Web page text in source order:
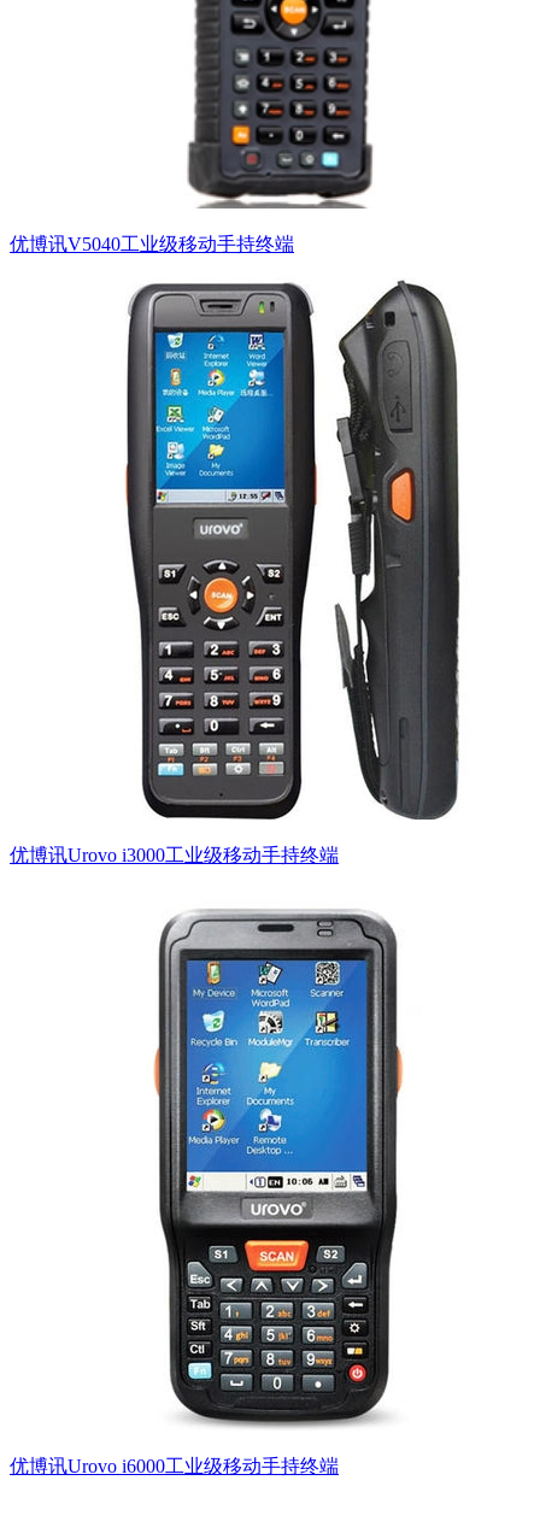
优博讯V5040工业级移动手持终端
优博讯Urovo i3000工业级移动手持终端
优博讯Urovo i6000工业级移动手持终端